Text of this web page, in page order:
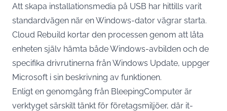
Att skapa installationsmedia på USB har hittills varit
standardvägen när en Windows-dator vägrar starta.
Cloud Rebuild kortar den processen genom att låta
enheten själv hämta både Windows-avbilden och de
specifika drivrutinerna från Windows Update, uppger
Microsoft i sin beskrivning av funktionen.
Enligt en genomgång från BleepingComputer är
verktyget särskilt tänkt för företagsmiljöer, där it-